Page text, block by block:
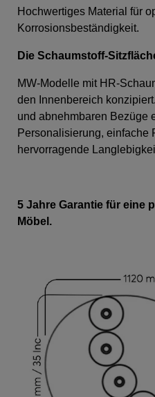
Hochwertiges Material für
Korrosionsbeständigkeit.
Die Schaumstoff-
MW-Modelle mit HR-
den Innenbereich
und abnehmbaren Bezüge
Personalisierung, einfache
hervorragende
5 Jahre Garantie für eine
Möbel.